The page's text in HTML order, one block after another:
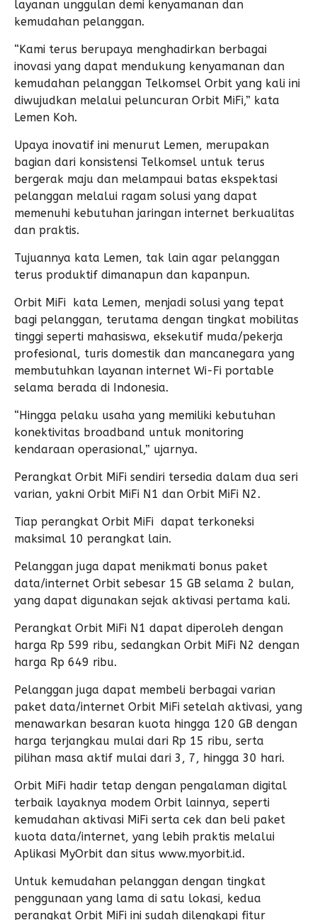
layanan unggulan demi kenyamanan dan
kemudahan pelanggan.
“Kami terus berupaya menghadirkan berbagai
inovasi yang dapat mendukung kenyamanan dan
kemudahan pelanggan Telkomsel Orbit yang kali ini
diwujudkan melalui peluncuran Orbit MiFi,” kata
Lemen Koh.
Upaya inovatif ini menurut Lemen, merupakan
bagian dari konsistensi Telkomsel untuk terus
bergerak maju dan melampaui batas ekspektasi
pelanggan melalui ragam solusi yang dapat
memenuhi kebutuhan jaringan internet berkualitas
dan praktis.
Tujuannya kata Lemen, tak lain agar pelanggan
terus produktif dimanapun dan kapanpun.
Orbit MiFi kata Lemen, menjadi solusi yang tepat
bagi pelanggan, terutama dengan tingkat mobilitas
tinggi seperti mahasiswa, eksekutif muda/pekerja
profesional, turis domestik dan mancanegara yang
membutuhkan layanan internet Wi-Fi portable
selama berada di Indonesia.
“Hingga pelaku usaha yang memiliki kebutuhan
konektivitas broadband untuk monitoring
kendaraan operasional,” ujarnya.
Perangkat Orbit MiFi sendiri tersedia dalam dua seri
varian, yakni Orbit MiFi N1 dan Orbit MiFi N2.
Tiap perangkat Orbit MiFi dapat terkoneksi
maksimal 10 perangkat lain.
Pelanggan juga dapat menikmati bonus paket
data/internet Orbit sebesar 15 GB selama 2 bulan,
yang dapat digunakan sejak aktivasi pertama kali.
Perangkat Orbit MiFi N1 dapat diperoleh dengan
harga Rp 599 ribu, sedangkan Orbit MiFi N2 dengan
harga Rp 649 ribu.
Pelanggan juga dapat membeli berbagai varian
paket data/internet Orbit MiFi setelah aktivasi, yang
menawarkan besaran kuota hingga 120 GB dengan
harga terjangkau mulai dari Rp 15 ribu, serta
pilihan masa aktif mulai dari 3, 7, hingga 30 hari.
Orbit MiFi hadir tetap dengan pengalaman digital
terbaik layaknya modem Orbit lainnya, seperti
kemudahan aktivasi MiFi serta cek dan beli paket
kuota data/internet, yang lebih praktis melalui
Aplikasi MyOrbit dan situs www.myorbit.id.
Untuk kemudahan pelanggan dengan tingkat
penggunaan yang lama di satu lokasi, kedua
perangkat Orbit MiFi ini sudah dilengkapi fitur